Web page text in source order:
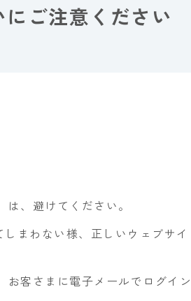
にご注意ください
、避けてください。
まわない様、正しいウェブサ
客さまに電子メールでログイ